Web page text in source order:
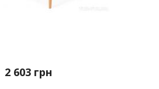
2 603 грн